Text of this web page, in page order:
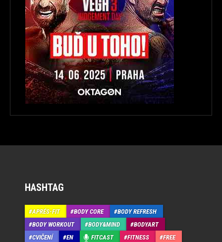
HASHTAG
APRÉS-FIT BODY CORE
BODY REFRESH
BODY WORKOUT
BODY&MIND
BODYART
CVIČENÍ
EN FITCAST FITNESS
FREE